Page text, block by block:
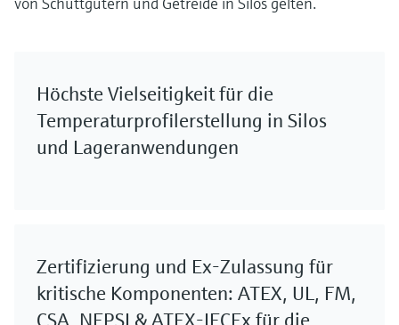
Höchste Vielseitigkeit für die
Temperaturprofilerstellung in Silos
und Lageranwendungen
Zertifizierung und Ex-Zulassung für
kritische Komponenten: ATEX, UL, FM,
CSA, NEPSI & ATEX-IECEx für die